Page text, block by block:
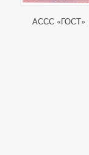
АССС «ГОСТ»